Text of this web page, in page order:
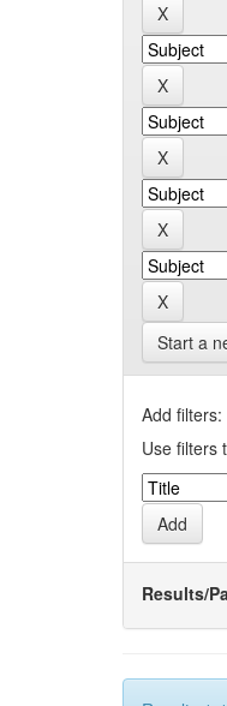
Start a
Add filters:
Use filters
Results/